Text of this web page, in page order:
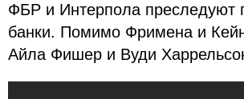
ФБР и Интерпола преследуют
банки. Помимо Фримена и
Айла Фишер и Вуди